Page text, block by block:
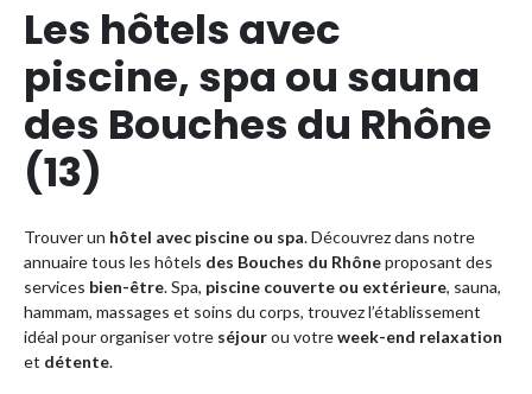
Les hôtels avec
piscine, spa ou sauna
des Bouches du Rhône
(13)
Trouver un hôtel avec piscine ou spa. Découvrez dans notre
annuaire tous les hôtels des Bouches du Rhôneproposant des
services bien-être. Spa, piscine couverte ou extérieure, sauna,
hammam, massages et soins du corps, trouvez l’établissement
idéal pour organiser votre séjourou votreweek-end relaxation
et détente.